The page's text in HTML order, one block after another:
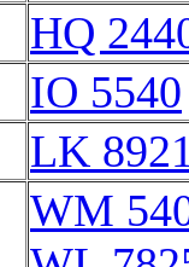
HQ
IO 5540
LK
WM